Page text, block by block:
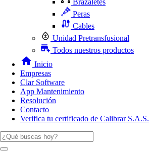
Brazaletes
Peras
Cables
Unidad Pretransfusional
Todos nuestros productos
Inicio
Empresas
Clar Software
App Mantenimiento
Resolución
Contacto
Verifica tu certificado de Calibrar S.A.S.